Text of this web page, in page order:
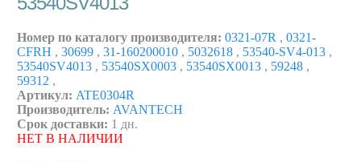
Номер по каталогу производителя: 0321-07R , 0321-
CFRH , 30699 , 31-160200010 , 5032618 , 53540-SV4-013 ,
53540SV4013 , 53540SX0003 , 53540SX0013 , 59248 ,
59312 ,
Артикул: ATE0304R
Производитель: AVANTECH
Срок доставки: 1 дн.
НЕТ В НАЛИЧИИ